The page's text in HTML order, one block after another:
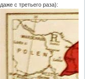
даже с третьего раза):